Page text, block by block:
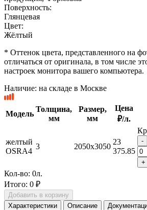
Поверхность:
Глянцевая
Цвет:
Жёлтый
* Оттенок цвета, представленного на
отличаться от оригинала, в том числе
настроек монитора вашего компьютера.
Наличие: на складе в Москве
Модель
Толщина,
мм
Размер,
мм
Цена
₽/л.
желтый
OSRA4
3 2050x3050
23
375.85
-
+
Кол-во: 0л.
Итого: 0 ₽
Добавить в корзину
Характеристики
Описание